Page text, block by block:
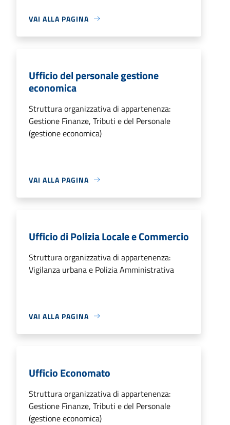
VAI ALLA PAGINA
Ufficio del personale gestione
economica
Struttura organizzativa di appartenenza:
Gestione Finanze, Tributi e del Personale
(gestione economica)
VAI ALLA PAGINA
Ufficio di Polizia Locale e Commercio
Struttura organizzativa di appartenenza:
Vigilanza urbana e Polizia Amministrativa
VAI ALLA PAGINA
Ufficio Economato
Struttura organizzativa di appartenenza:
Gestione Finanze, Tributi e del Personale
(gestione economica)